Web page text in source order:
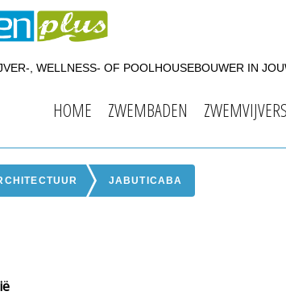
, WELLNESS- OF POOLHOUSEBOUWER IN
HOME ZWEMBADEN ZWEMVIJVERS
JABUTICABA